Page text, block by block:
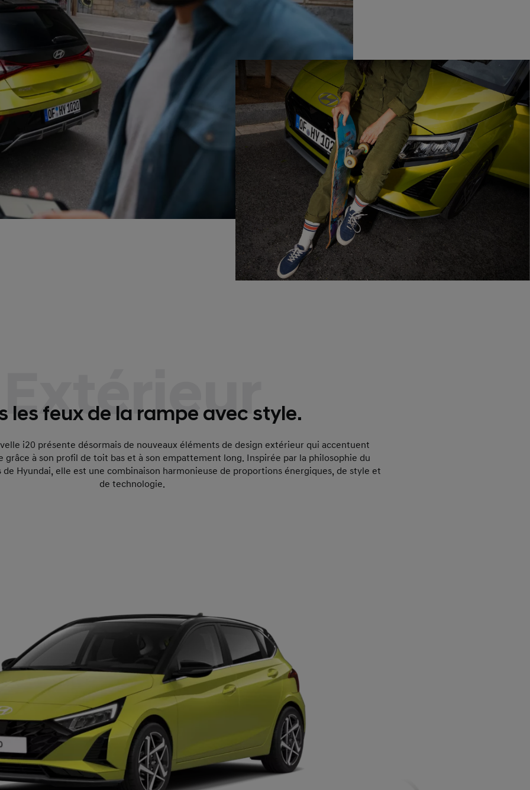
Extérieur
les feux de la rampe avec style.
i20 présente désormais de nouveaux éléments de design extérieur qui accentuent
grâce à son profil de toit bas et à son empattement long. Inspirée par la philosophie du
de Hyundai, elle est une combinaison harmonieuse de proportions énergiques, de style et
de technologie.